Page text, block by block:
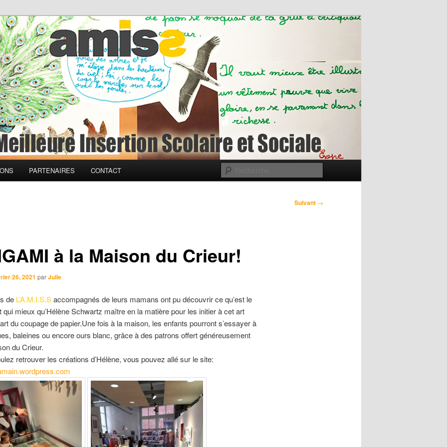
une Meilleure Insertion
PARTENAIRES CONTACT
Suivant →
à la Maison du Crieur!
26, 2021 parJulie
deL’A.M.I.S.Saccompagnés de leurs mamans ont pu découvrir ce qu’est le
qui mieux qu’Hélène Schwartz maître en la matière pour les initier à cet art
du coupage de papier.Une fois à la maison, les enfants pourront s’essayer à
baleines ou encore ours blanc, grâce à des patrons offert généreusement
du Crieur.
retrouver les créations d’Hélène, vous pouvez allé sur le site: